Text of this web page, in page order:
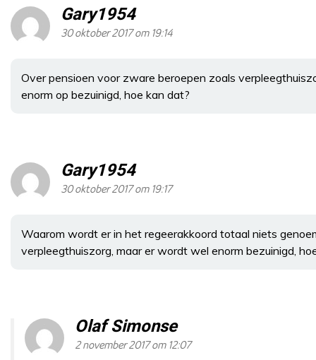
Gary1954
30 oktober 2017 om 19:14
Over pensioen voor zware beroepen zoals
enorm op bezuinigd, hoe kan dat?
Gary1954
30 oktober 2017 om 19:17
Waarom wordt er in het regeerakkoord totaal niets
verpleegthuiszorg, maar er wordt wel enorm bezuinigd,
Olaf Simonse
2 november 2017 om 12:07